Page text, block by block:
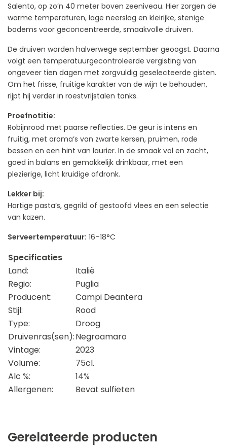
Salento, op zo’n 40 meter boven zeeniveau. Hier zorgen de
warme temperaturen, lage neerslag en kleirijke, stenige
bodems voor geconcentreerde, smaakvolle druiven.
De druiven worden halverwege september geoogst. Daarna
volgt een temperatuurgecontroleerde vergisting van
ongeveer tien dagen met zorgvuldig geselecteerde gisten.
Om het frisse, fruitige karakter van de wijn te behouden,
rijpt hij verder in roestvrijstalen tanks.
Proefnotitie:
Robijnrood met paarse reflecties. De geur is intens en
fruitig, met aroma’s van zwarte kersen, pruimen, rode
bessen en een hint van laurier. In de smaak vol en zacht,
goed in balans en gemakkelijk drinkbaar, met een
plezierige, licht kruidige afdronk.
Lekker bij:
Hartige pasta’s, gegrild of gestoofd vlees en een selectie
van kazen.
Serveertemperatuur: 16–18°C
Specificaties
Land:
Italië
Regio:
Puglia
Producent:
Campi Deantera
Stijl:
Rood
Type:
Droog
Druivenras(sen):Negroamaro
Vintage:
2023
Volume:
75cl.
Alc %:
14%
Allergenen:
Bevat sulfieten
Gerelateerde producten